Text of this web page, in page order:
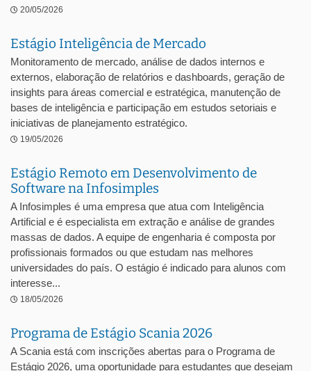
20/05/2026
Estágio Inteligência de Mercado
Monitoramento de mercado, análise de dados internos e
externos, elaboração de relatórios e dashboards, geração de
insights para áreas comercial e estratégica, manutenção de
bases de inteligência e participação em estudos setoriais e
iniciativas de planejamento estratégico.
19/05/2026
Estágio Remoto em Desenvolvimento de
Software na Infosimples
A Infosimples é uma empresa que atua com Inteligência
Artificial e é especialista em extração e análise de grandes
massas de dados. A equipe de engenharia é composta por
profissionais formados ou que estudam nas melhores
universidades do país. O estágio é indicado para alunos com
interesse...
18/05/2026
Programa de Estágio Scania 2026
A Scania está com inscrições abertas para o Programa de
Estágio 2026, uma oportunidade para estudantes que desejam